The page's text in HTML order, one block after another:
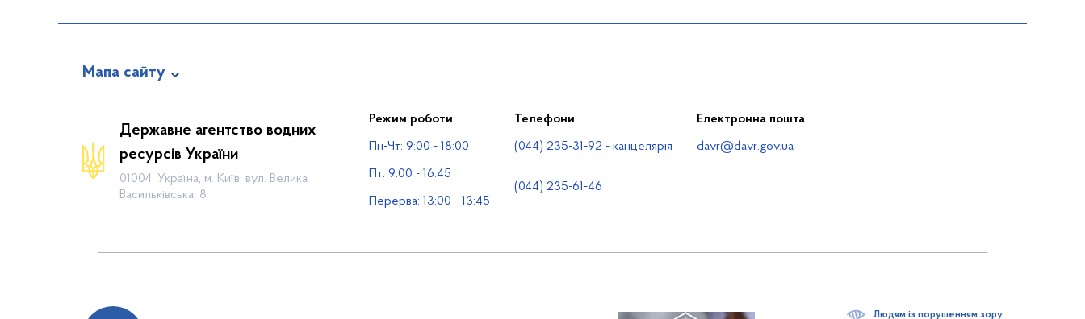
Мапа сайту
Діяльність
Громадянам
Прес-центр
Водогосподарські організації
Державне агентство водних
ресурсів України
01004, Україна, м. Київ, вул. Велика
Васильківська, 8
Режим роботи
Пн-Чт: 9:00 - 18:00
Пт: 9:00 - 16:45
Перерва: 13:00 - 13:45
Телефони
(044) 235-31-92 - канцелярія
(044) 235-61-46
Електронна пошта
davr@davr.gov.ua
Людям із порушенням зору